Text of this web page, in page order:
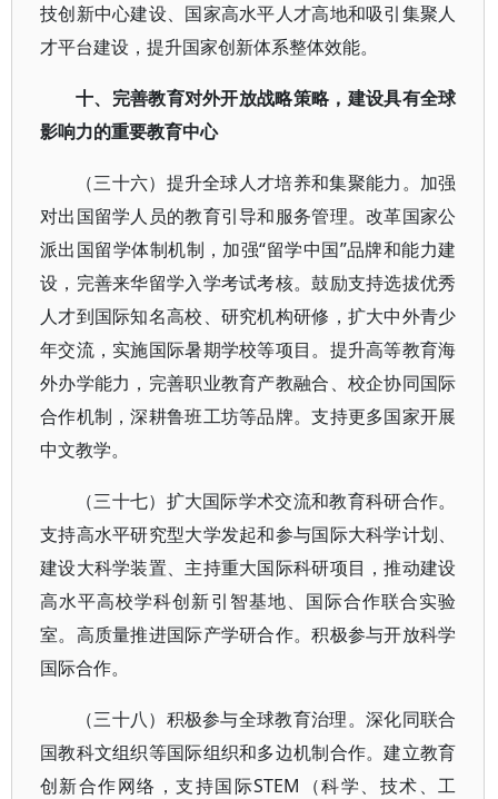
技创新中心建设、国家高水平人才高地和吸引集聚人
才平台建设，提升国家创新体系整体效能。
十、完善教育对外开放战略策略，建设具有全球
影响力的重要教育中心
（三十六）提升全球人才培养和集聚能力。加强
对出国留学人员的教育引导和服务管理。改革国家公
派出国留学体制机制，加强“留学中国”品牌和能力建
设，完善来华留学入学考试考核。鼓励支持选拔优秀
人才到国际知名高校、研究机构研修，扩大中外青少
年交流，实施国际暑期学校等项目。提升高等教育海
外办学能力，完善职业教育产教融合、校企协同国际
合作机制，深耕鲁班工坊等品牌。支持更多国家开展
中文教学。
（三十七）扩大国际学术交流和教育科研合作。
支持高水平研究型大学发起和参与国际大科学计划、
建设大科学装置、主持重大国际科研项目，推动建设
高水平高校学科创新引智基地、国际合作联合实验
室。高质量推进国际产学研合作。积极参与开放科学
国际合作。
（三十八）积极参与全球教育治理。深化同联合
国教科文组织等国际组织和多边机制合作。建立教育
创新合作网络，支持国际STEM（科学、技术、工